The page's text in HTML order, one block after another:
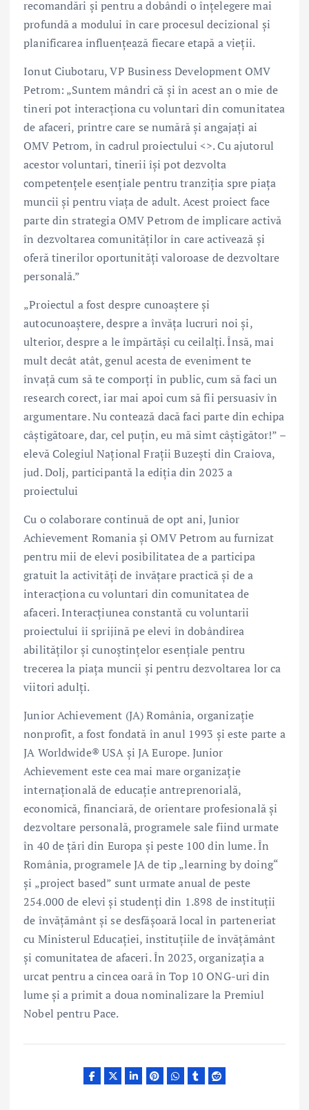
recomandări și pentru a dobândi o înțelegere mai
profundă a modului în care procesul decizional și
planificarea influențează fiecare etapă a vieții.
Ionut Ciubotaru, VP Business Development OMV
Petrom: „Suntem mândri că și în acest an o mie de
tineri pot interacționa cu voluntari din comunitatea
de afaceri, printre care se numără și angajați ai
OMV Petrom, în cadrul proiectului <>. Cu ajutorul
acestor voluntari, tinerii își pot dezvolta
competențele esențiale pentru tranziția spre piața
muncii și pentru viața de adult. Acest proiect face
parte din strategia OMV Petrom de implicare activă
în dezvoltarea comunităților în care activează și
oferă tinerilor oportunități valoroase de dezvoltare
personală.”
„Proiectul a fost despre cunoaștere și
autocunoaştere, despre a învăța lucruri noi și,
ulterior, despre a le împărtăși cu ceilalți. Însă, mai
mult decât atât, genul acesta de eveniment te
învață cum să te comporți în public, cum să faci un
research corect, iar mai apoi cum să fii persuasiv în
argumentare. Nu contează dacă faci parte din echipa
câștigătoare, dar, cel puțin, eu mă simt câștigător!” –
elevă Colegiul Național Frații Buzești din Craiova,
jud. Dolj, participantă la ediția din 2023 a
proiectului
Cu o colaborare continuă de opt ani, Junior
Achievement Romania și OMV Petrom au furnizat
pentru mii de elevi posibilitatea de a participa
gratuit la activități de învățare practică și de a
interacționa cu voluntari din comunitatea de
afaceri. Interacțiunea constantă cu voluntarii
proiectului îi sprijină pe elevi în dobândirea
abilităților și cunoștințelor esențiale pentru
trecerea la piața muncii și pentru dezvoltarea lor ca
viitori adulți.
Junior Achievement (JA) România, organizație
nonprofit, a fost fondată în anul 1993 și este parte a
JA Worldwide® USA și JA Europe. Junior
Achievement este cea mai mare organizație
internațională de educație antreprenorială,
economică, financiară, de orientare profesională și
dezvoltare personală, programele sale fiind urmate
în 40 de țări din Europa și peste 100 din lume. În
România, programele JA de tip „learning by doing“
și „project based” sunt urmate anual de peste
254.000 de elevi și studenți din 1.898 de instituții
de învățământ și se desfășoară local în parteneriat
cu Ministerul Educației, instituțiile de învățământ
și comunitatea de afaceri. În 2023, organizația a
urcat pentru a cincea oară în Top 10 ONG-uri din
lume și a primit a doua nominalizare la Premiul
Nobel pentru Pace.